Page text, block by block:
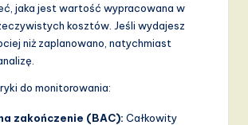
jaka jest wartość wypracowana w
kosztów. Jeśli wydajesz
niż zaplanowano, natychmiast
do monitorowania:
zakończenie (BAC): Całkowity